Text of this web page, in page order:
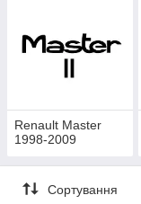
Renault Master
1998-2009
Сортування